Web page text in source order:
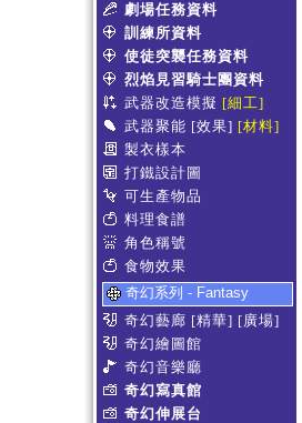
劇場任務資料
訓練所資料
使徒突襲任務資料
烈焰見習騎士團資料
武器改造模擬 [細工]
武器聚能 [效果] [材料]
製衣樣本
打鐵設計圖
可生產物品
料理食譜
角色稱號
食物效果
奇幻系列 - Fantasy
奇幻藝廊 [精華] [廣場]
奇幻繪圖館
奇幻音樂廳
奇幻寫真館
奇幻伸展台